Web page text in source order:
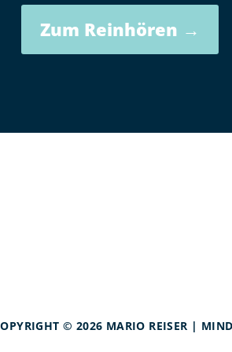
Zum Reinhören →
© 2026 MARIO REISER |